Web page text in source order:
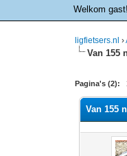
Welkom gast!
ligfietsers.nl ›
Van 155
Pagina's (2):
0
1
2
3
4
5
Van 155